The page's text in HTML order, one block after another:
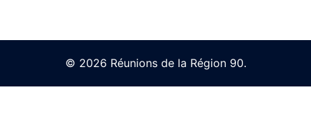
© 2026 Réunions de la Région 90.